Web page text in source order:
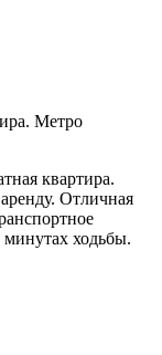
Метро
квартира.
Отличная
ходьбы.